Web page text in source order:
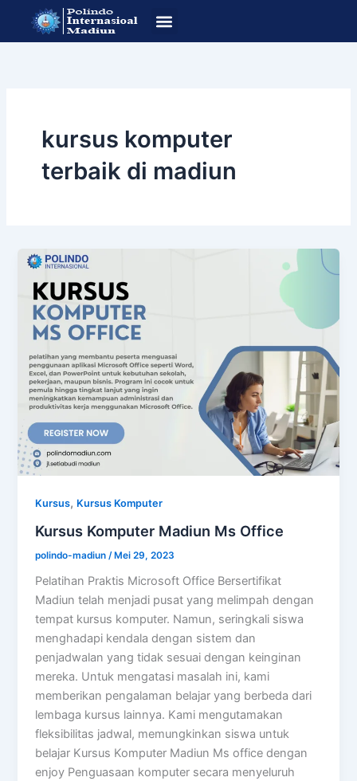
konten
kursus komputer
terbaik di madiun
Kursus, Kursus Komputer
Kursus Komputer Madiun Ms Office
polindo-madiun /Mei 29, 2023
Pelatihan Praktis Microsoft Office Bersertifikat
Madiun telah menjadi pusat yang melimpah dengan
tempat kursus komputer. Namun, seringkali siswa
menghadapi kendala dengan sistem dan
penjadwalan yang tidak sesuai dengan keinginan
mereka. Untuk mengatasi masalah ini, kami
memberikan pengalaman belajar yang berbeda dari
lembaga kursus lainnya. Kami mengutamakan
fleksibilitas jadwal, memungkinkan siswa untuk
belajar Kursus Komputer Madiun Ms office dengan
enjoy Penguasaan komputer secara menyeluruh